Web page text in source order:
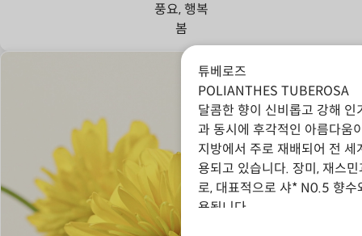
풍요, 행복
봄
튜베로즈
POLIANTHES TUBEROSA
달콤한 향이 신비롭고 강해
과 동시에 후각적인 아름다움
지방에서 주로 재배되어 전
용되고 있습니다. 장미, 재스
로, 대표적으로 샤* N0.5 향
용됩니다.